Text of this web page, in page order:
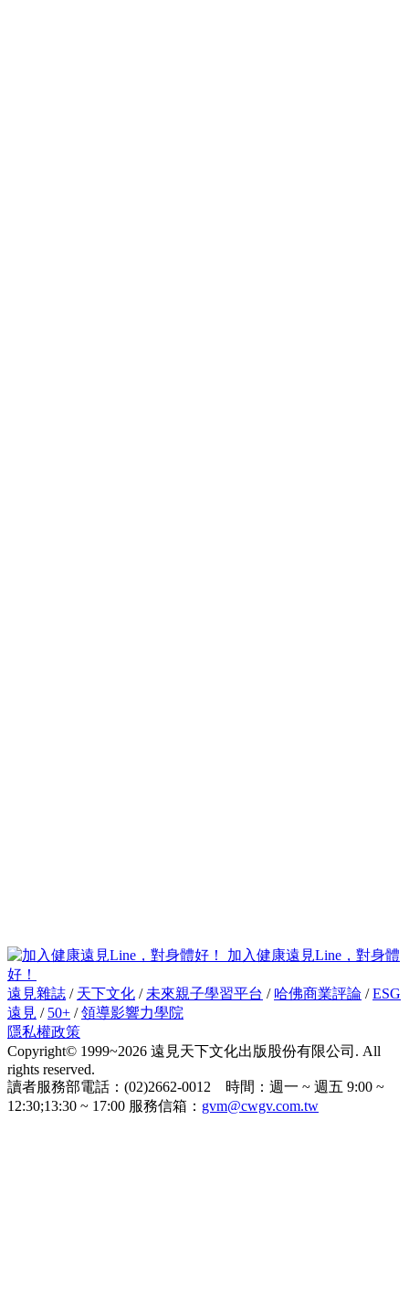
加入健康遠見Line，對身體
好！
遠見雜誌 / 天下文化 / 未來親子學習平台 / 哈佛商業評論 /ESG
遠見 / 50+ /領導影響力學院
隱私權政策
Copyright© 1999~2026 遠見天下文化出版股份有限公司. All
rights reserved.
讀者服務部電話：(02)2662-0012 時間：週一 ~ 週五 9:00 ~
12:30;13:30 ~ 17:00 服務信箱： gvm@cwgv.com.tw